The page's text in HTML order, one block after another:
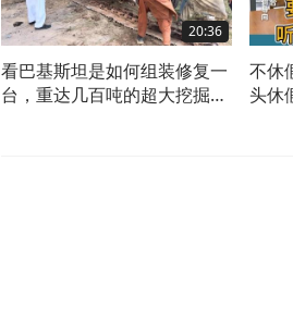
20:36
看巴基斯坦是如何组装修复一
台，重达几百吨的超大挖掘机
不休
头休